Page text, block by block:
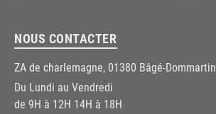
NOUS CONTACTER
ZA de charlemagne, 01380 Bâgé-Dommartin
Du Lundi au Vendredi
de 9H à 12H 14H à 18H